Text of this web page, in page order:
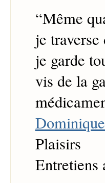
“Même
je
je garde
vis de la
Plaisirs
Entretiens